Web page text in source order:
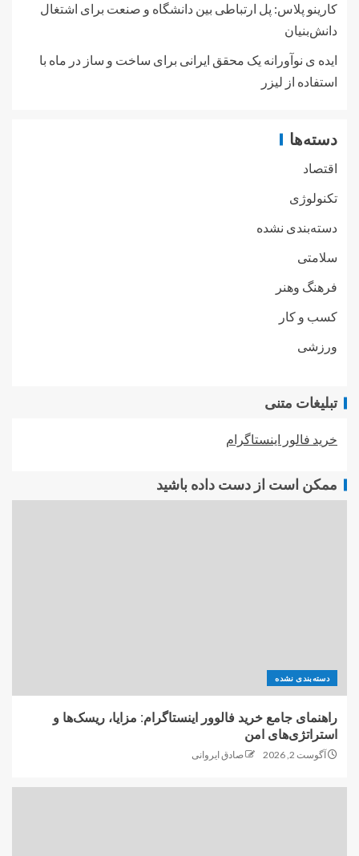
کارینو پلاس: پل ارتباطی بین دانشگاه و صنعت برای اشتغال
دانش‌بنیان
ایده ی نوآورانه یک محقق ایرانی برای ساخت و ساز در ماه با
استفاده از لیزر
دسته‌ها
اقتصاد
تکنولوژی
دسته‌بندی نشده
سلامتی
فرهنگ وهنر
کسب و کار
ورزشی
تبلیغات متنی
خرید فالور اینستاگرام
ممکن است از دست داده باشید
دسته‌بندی نشده
راهنمای جامع خرید فالوور اینستاگرام: مزایا، ریسک‌ها و
استراتژی‌های امن
آگوست 2, 2026 صادق ایروانی